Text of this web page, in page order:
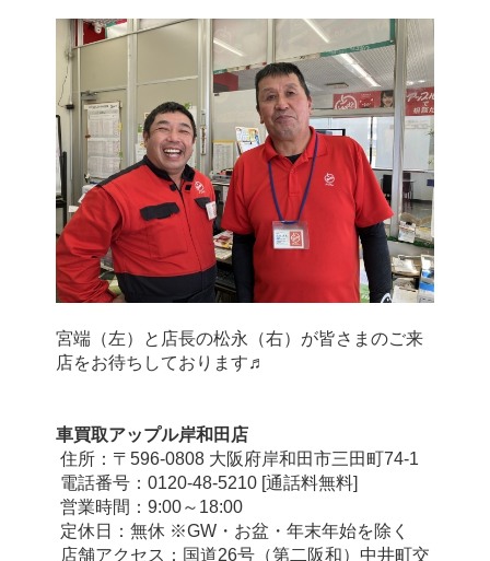
宮端（左）と店長の松永（右）が皆さまのご来
店をお待ちしております♬
車買取アップル岸和田店
住所：〒596-0808 大阪府岸和田市三田町74-1
電話番号：0120-48-5210 [通話料無料]
営業時間：9:00～18:00
定休日：無休 ※GW・お盆・年末年始を除く